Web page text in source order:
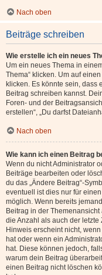
Nach oben
Beiträge schreiben
Wie erstelle ich ein neues
Um ein neues Thema in
Thema“ klicken. Um auf
klicken. Es könnte sein, dass
Beitrag schreiben kannst.
Foren- und der
erstellen“, „Du darfst
Nach oben
Wie kann ich einen Beitrag
Wenn du nicht Administrator
Beiträge bearbeiten oder
du das „Ändere Beitrag“-
eventuell ist dies nur für
möglich. Wenn bereits
Beitrag in der
die Anzahl als auch der
Hinweis erscheint nicht,
hat oder wenn ein
hat. Diese können jedoch,
warum dein Beitrag
einen Beitrag nicht löschen